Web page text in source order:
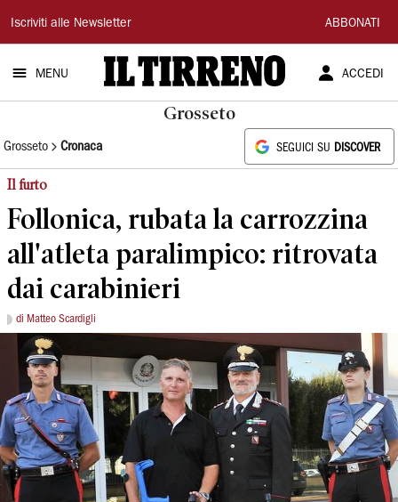
Il
Tirreno
Iscriviti alle Newsletter ABBONATI
MENU ACCEDI
Grosseto
Grosseto Cronaca SEGUICI SU DISCOVER
Il furto
Follonica, rubata la carrozzina
all'atleta paralimpico: ritrovata
dai carabinieri
di Matteo Scardigli